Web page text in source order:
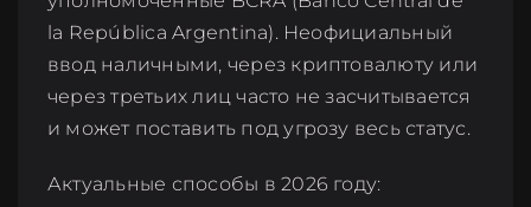
la República Argentina). Неофициальный
ввод наличными, через криптовалюту или
через третьих лиц часто не засчитывается
и может поставить под угрозу весь статус.
Актуальные способы в 2026 году:
Запись на
консультацию
Ответим на ваши вопросы по
Заполните контактную информацию